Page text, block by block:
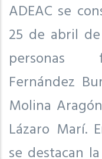
ADEAC se
25 de abril
personas
Fernández
Molina
Lázaro Marí.
se destacan